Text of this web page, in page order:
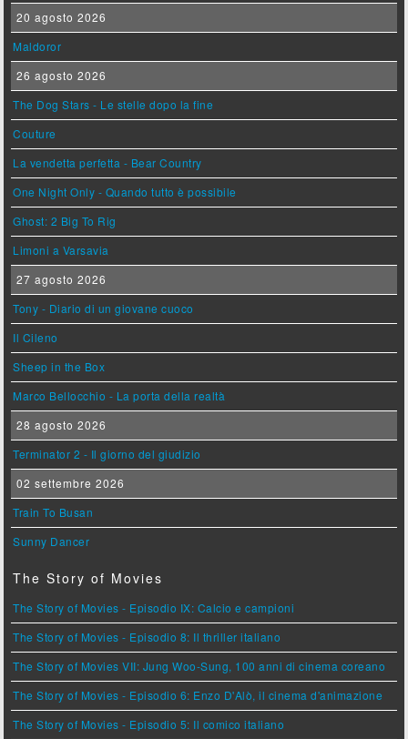
20 agosto 2026
Maldoror
26 agosto 2026
The Dog Stars - Le stelle dopo la fine
Couture
La vendetta perfetta - Bear Country
One Night Only - Quando tutto è possibile
Ghost: 2 Big To Rig
Limoni a Varsavia
27 agosto 2026
Tony - Diario di un giovane cuoco
Il Cileno
Sheep in the Box
Marco Bellocchio - La porta della realtà
28 agosto 2026
Terminator 2 - Il giorno del giudizio
02 settembre 2026
Train To Busan
Sunny Dancer
The Story of Movies
The Story of Movies - Episodio IX: Calcio e campioni
The Story of Movies - Episodio 8: Il thriller italiano
The Story of Movies VII: Jung Woo-Sung, 100 anni di cinema coreano
The Story of Movies - Episodio 6: Enzo D'Alò, il cinema d'animazione
The Story of Movies - Episodio 5: Il comico italiano